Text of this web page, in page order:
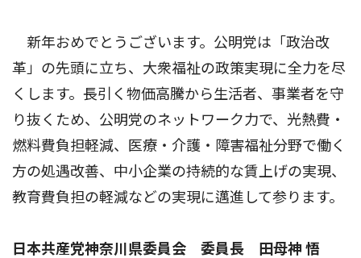
新年おめでとうございます。公明党は「政治改
革」の先頭に立ち、大衆福祉の政策実現に全力を尽
くします。長引く物価高騰から生活者、事業者を守
り抜くため、公明党のネットワーク力で、光熱費・
燃料費負担軽減、医療・介護・障害福祉分野で働く
方の処遇改善、中小企業の持続的な賃上げの実現、
教育費負担の軽減などの実現に邁進して参ります。
日本共産党神奈川県委員会 委員長 田母神 悟